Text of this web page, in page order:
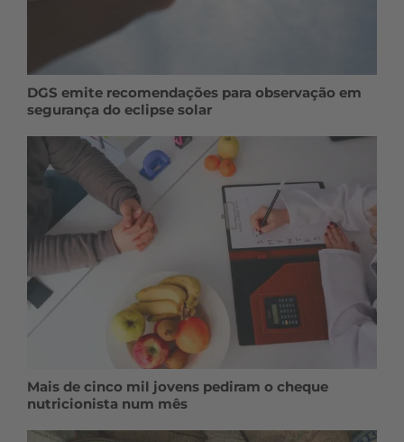
DGS emite recomendações para observação em
segurança do eclipse solar
Mais de cinco mil jovens pediram o cheque
nutricionista num mês